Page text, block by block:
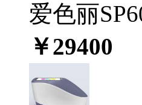
爱色丽
￥29400